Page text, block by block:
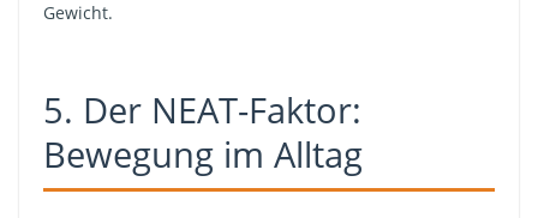
Gewicht.
5. Der NEAT-Faktor:
Bewegung im Alltag